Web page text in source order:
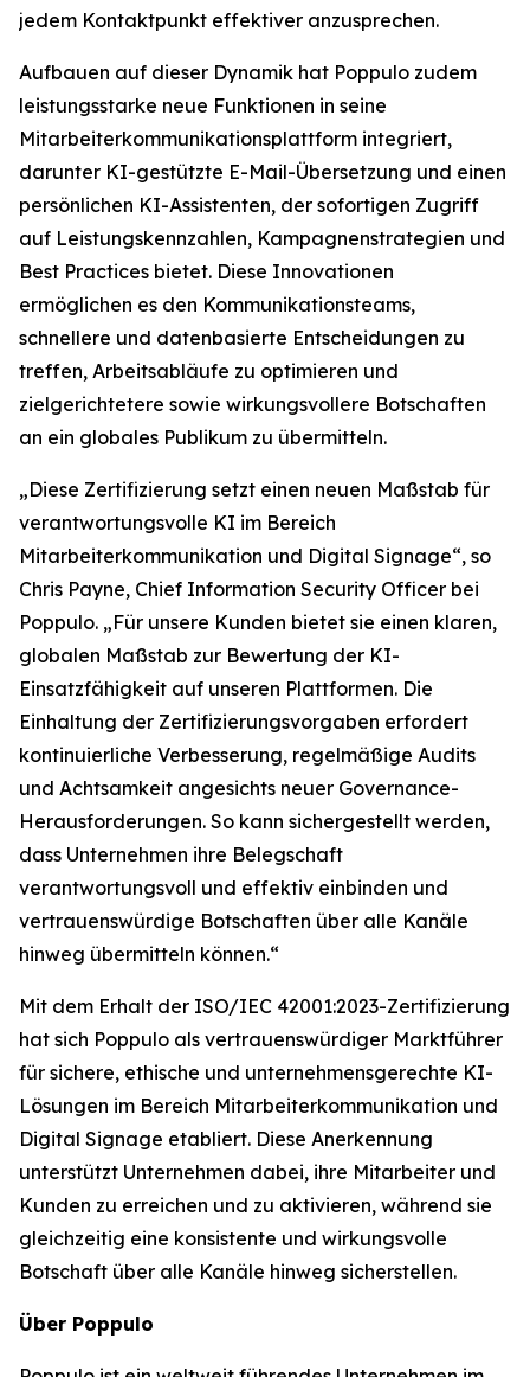
jedem Kontaktpunkt effektiver anzusprechen.
Aufbauen auf dieser Dynamik hat Poppulo zudem
leistungsstarke neue Funktionen in seine
Mitarbeiterkommunikationsplattform integriert,
darunter KI-gestützte E-Mail-Übersetzung und einen
persönlichen KI-Assistenten, der sofortigen Zugriff
auf Leistungskennzahlen, Kampagnenstrategien und
Best Practices bietet. Diese Innovationen
ermöglichen es den Kommunikationsteams,
schnellere und datenbasierte Entscheidungen zu
treffen, Arbeitsabläufe zu optimieren und
zielgerichtetere sowie wirkungsvollere Botschaften
an ein globales Publikum zu übermitteln.
„Diese Zertifizierung setzt einen neuen Maßstab für
verantwortungsvolle KI im Bereich
Mitarbeiterkommunikation und Digital Signage“, so
Chris Payne, Chief Information Security Officer bei
Poppulo. „Für unsere Kunden bietet sie einen klaren,
globalen Maßstab zur Bewertung der KI-
Einsatzfähigkeit auf unseren Plattformen. Die
Einhaltung der Zertifizierungsvorgaben erfordert
kontinuierliche Verbesserung, regelmäßige Audits
und Achtsamkeit angesichts neuer Governance-
Herausforderungen. So kann sichergestellt werden,
dass Unternehmen ihre Belegschaft
verantwortungsvoll und effektiv einbinden und
vertrauenswürdige Botschaften über alle Kanäle
hinweg übermitteln können.“
Mit dem Erhalt der ISO/IEC 42001:2023-Zertifizierung
hat sich Poppulo als vertrauenswürdiger Marktführer
für sichere, ethische und unternehmensgerechte KI-
Lösungen im Bereich Mitarbeiterkommunikation und
Digital Signage etabliert. Diese Anerkennung
unterstützt Unternehmen dabei, ihre Mitarbeiter und
Kunden zu erreichen und zu aktivieren, während sie
gleichzeitig eine konsistente und wirkungsvolle
Botschaft über alle Kanäle hinweg sicherstellen.
Über Poppulo